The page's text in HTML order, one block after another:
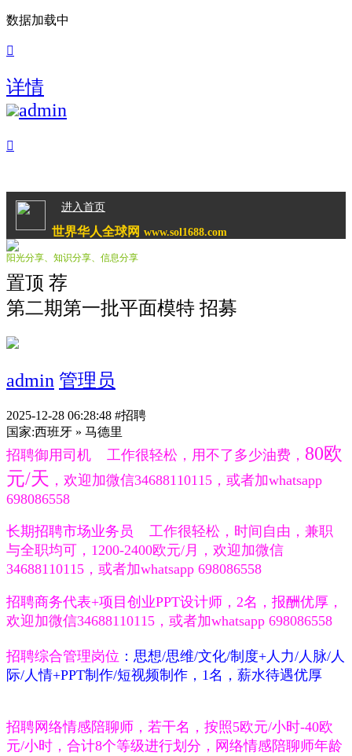
数据加载中

详情
admin

进入首页
世界华人全球网 www.sol1688.com
阳光分享、知识分享、信息分享
置顶 荐
第二期第一批平面模特 招募
admin 管理员
2025-12-28 06:28:48 #招聘
国家:西班牙 » 马德里
招聘御用司机 工作很轻松，用不了多少油费， 80欧
元/天 ，欢迎加微信34688110115，或者加whatsapp
698086558
长期招聘市场业务员 工作很轻松，时间自由，兼职
与全职均可，1200-2400欧元/月
，欢迎加微信
34688110115，或者加whatsapp 698086558
招聘商务代表+项目创业PPT设计师，2名，报酬优厚，
欢迎加微信34688110115，或者加whatsapp 698086558
招聘综合管理岗位 ：思想/思维/文化/制度+人力/人脉/人
际/人情+PPT制作/短视频制作，1名，薪水待遇优厚
招聘网络情感陪聊师，若干名，按照5欧元/小时-40欧
元/小时，合计8个等级进行划分，网络情感陪聊师年龄